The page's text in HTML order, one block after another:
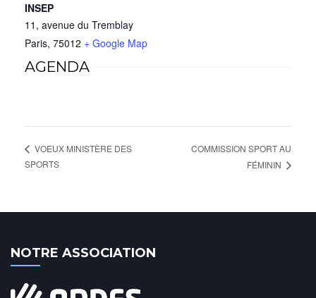
INSEP
11, avenue du Tremblay
Paris, 75012 + Google Map
AGENDA
VOEUX MINISTÈRE DES
SPORTS
COMMISSION SPORT AU
FÉMININ
NOTRE ASSOCIATION